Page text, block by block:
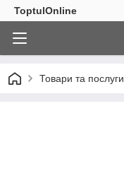
ToptulOnline
Товари та послуги